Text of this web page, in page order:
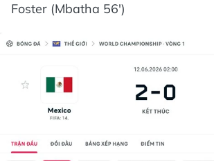
Foster (Mbatha 56')